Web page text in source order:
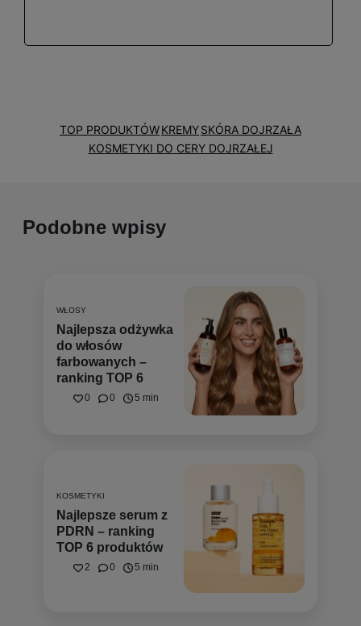
TOP PRODUKTÓWKREMYSKÓRA DOJRZAŁA
KOSMETYKI DO CERY DOJRZAŁEJ
Podobne wpisy
WŁOSY
Najlepsza odżywka
do włosów
farbowanych –
ranking TOP 6
0 0 5 min
KOSMETYKI
Najlepsze serum z
PDRN – ranking
TOP 6 produktów
2 0 5 min